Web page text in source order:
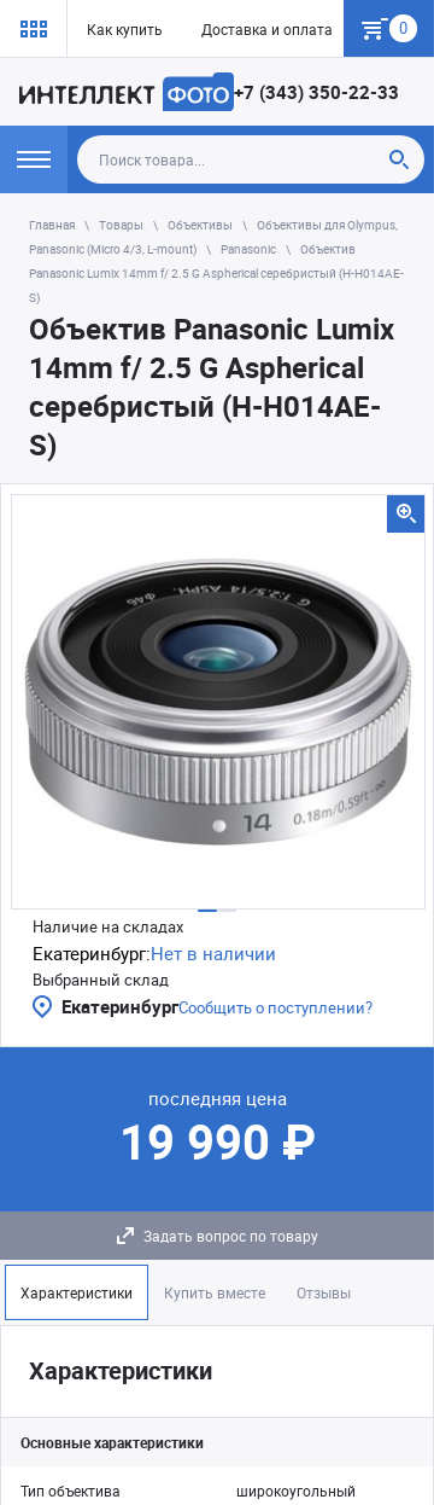
Как купить Доставка и оплата Гарантия
0
+7 (343) 350-22-33
Главная Товары Объективы
Объективы для Olympus,
Panasonic (Micro 4/3, L-mount)
Panasonic
Объектив
Panasonic Lumix 14mm f/ 2.5 G Aspherical серебристый (H-H014AE-
S)
Объектив Panasonic Lumix
14mm f/ 2.5 G Aspherical
серебристый (H-H014AE-
S)
Наличие на складах
Екатеринбург:Нет в наличии
Выбранный склад
ЕкатеринбургСообщить о поступлении?
последняя цена
19 990 ₽
Задать вопрос по товару
Характеристики Купить вместе Отзывы
Характеристики
Основные характеристики
Тип объектива широкоугольный